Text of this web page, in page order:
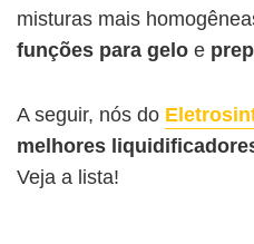
misturas mais
funções para gelo e
A seguir, nós do
melhores
Veja a lista!